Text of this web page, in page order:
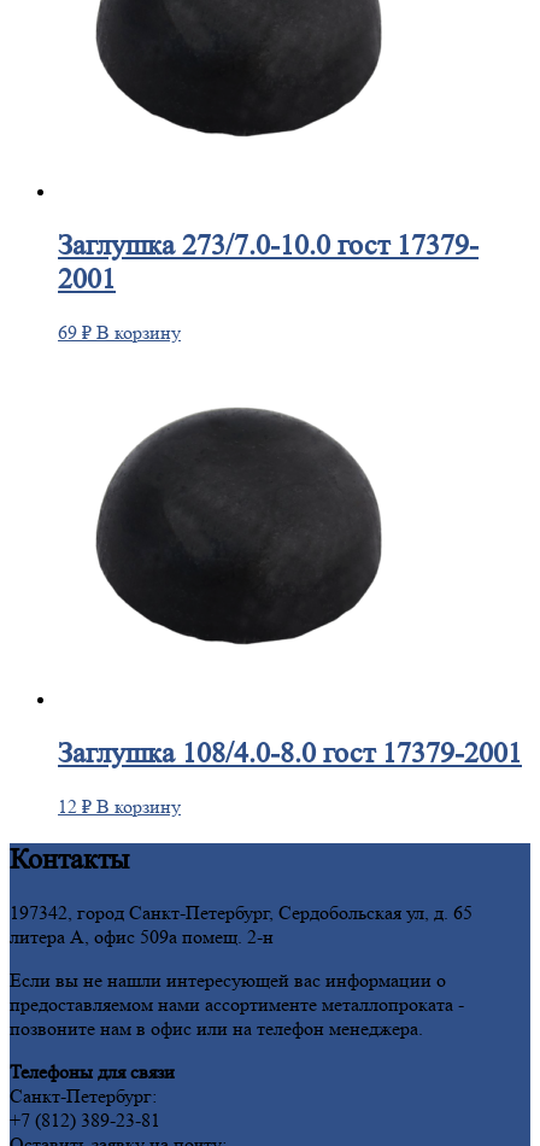
Заглушка273/7.0-10.0 гост 17379-
2001
69 ₽ В корзину
Заглушка108/4.0-8.0 гост 17379-2001
12 ₽ В корзину
Контакты
197342, город Санкт-Петербург, Сердобольская ул, д. 65
литера А, офис 509а помещ. 2-н
Если вы не нашли интересующей вас информации о
предоставляемом нами ассортименте металлопроката -
позвоните нам в офис или на телефон менеджера.
Телефоны для связи
Санкт-Петербург:
+7 (812) 389-23-81